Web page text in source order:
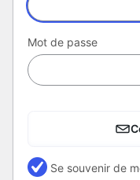
Mot de passe
Se souvenir de